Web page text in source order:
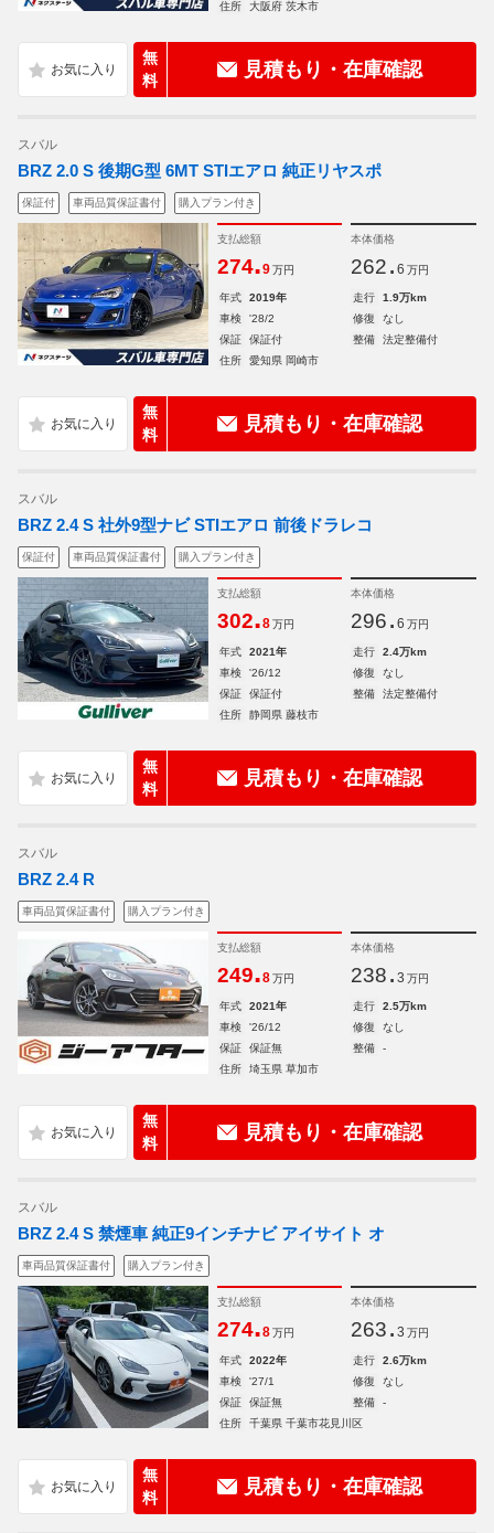
住所
大阪府 茨木市
無
料
見積もり・在庫確認
スバル
BRZ 2.0 S 後期G型 6MT STIエアロ 純正リヤスポ
保証付 車両品質保証書付 購入プラン付き
支払総額
274.9 万円
本体価格
262. 6 万円
年式 2019年 走行
1.9万km
車検
'28/2 修復
なし
保証
保証付 整備
法定整備付
住所
愛知県 岡崎市
無
料
見積もり・在庫確認
スバル
BRZ 2.4 S 社外9型ナビ STIエアロ 前後ドラレコ
保証付 車両品質保証書付 購入プラン付き
支払総額
302.8 万円
本体価格
296. 6 万円
年式 2021年 走行
2.4万km
車検
'26/12 修復
なし
保証
保証付 整備
法定整備付
住所
静岡県 藤枝市
無
料
見積もり・在庫確認
スバル
BRZ 2.4 R
車両品質保証書付 購入プラン付き
支払総額
249.8 万円
本体価格
238. 3 万円
年式 2021年 走行
2.5万km
車検
'26/12 修復
なし
保証
保証無 整備
-
住所
埼玉県 草加市
無
料
見積もり・在庫確認
スバル
BRZ 2.4 S 禁煙車 純正9インチナビ アイサイト オ
車両品質保証書付 購入プラン付き
支払総額
274.8 万円
本体価格
263. 3 万円
年式 2022年 走行
2.6万km
車検
'27/1 修復
なし
保証
保証無 整備
-
住所
千葉県 千葉市花見川区
無
料
見積もり・在庫確認